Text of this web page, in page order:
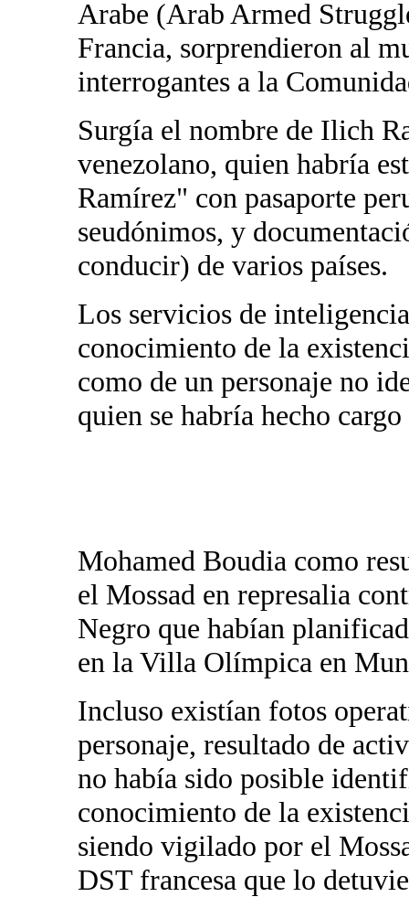
Arabe (Arab Armed
Francia, sorprendieron al
interrogantes a la
Surgía el nombre de Ilich
venezolano, quien habría
Ramírez" con pasaporte
seudónimos, y
conducir) de varios países.
Los servicios de
conocimiento de la
como de un personaje no
quien se habría hecho
Mohamed Boudia como
el Mossad en represalia
Negro que habían
en la Villa Olímpica en
Incluso existían fotos
personaje, resultado de
no había sido posible
conocimiento de la
siendo vigilado por el
DST francesa que lo